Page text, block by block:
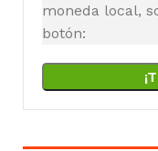
moneda local,
botón: